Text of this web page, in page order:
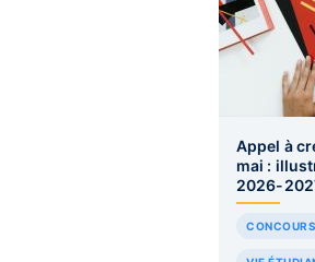
Appel à
mai :
2026-
CONCOURS